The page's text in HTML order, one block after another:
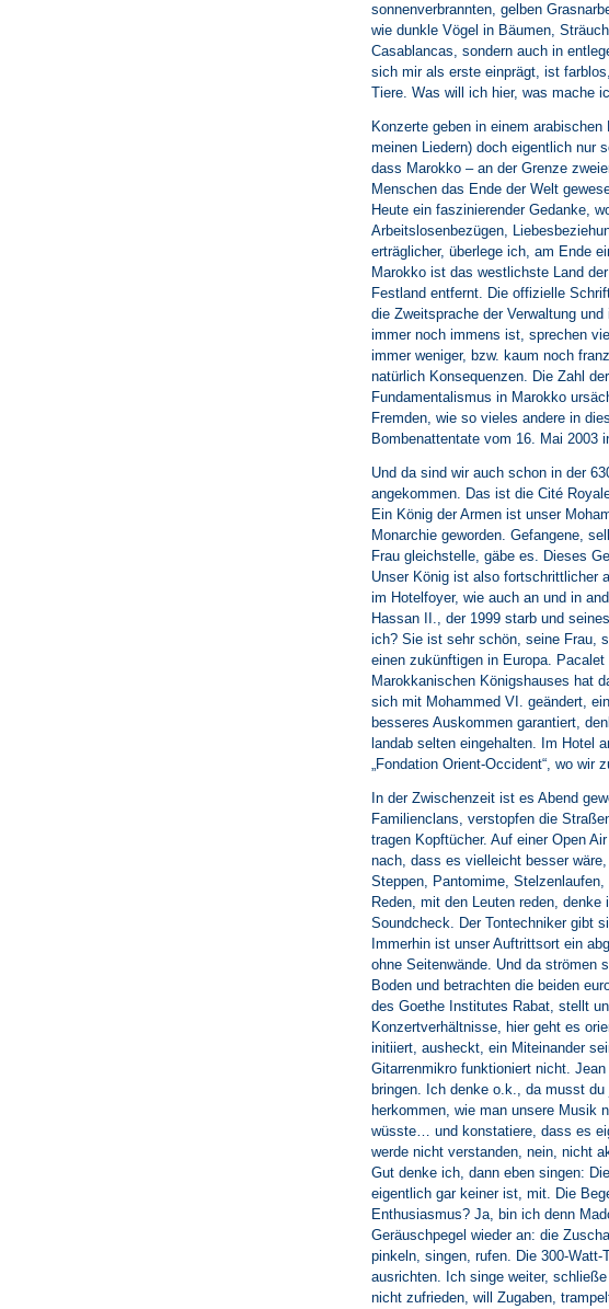
sonnenverbrannten, gelben
wie dunkle Vögel in Bäumen,
Casablancas, sondern auch in
sich mir als erste einprägt, ist
Tiere. Was will ich hier, was mache
Konzerte geben in einem
meinen Liedern) doch eigentlich nur
dass Marokko – an der Grenze
Menschen das Ende der Welt
Heute ein faszinierender Gedanke,
Arbeitslosenbezügen,
erträglicher, überlege ich, am Ende
Marokko ist das westlichste Land
Festland entfernt. Die offizielle
die Zweitsprache der Verwaltung
immer noch immens ist, sprechen
immer weniger, bzw. kaum noch
natürlich Konsequenzen. Die Zahl
Fundamentalismus in Marokko
Fremden, wie so vieles andere in
Bombenattentate vom 16. Mai 2003
Und da sind wir auch schon in der
angekommen. Das ist die Cité
Ein König der Armen ist unser
Monarchie geworden. Gefangene,
Frau gleichstelle, gäbe es. Dieses
Unser König ist also fortschrittlicher
im Hotelfoyer, wie auch an und in
Hassan II., der 1999 starb und
ich? Sie ist sehr schön, seine Frau,
einen zukünftigen in Europa.
Marokkanischen Königshauses hat
sich mit Mohammed VI. geändert,
besseres Auskommen garantiert,
landab selten eingehalten. Im Hotel
„Fondation Orient-Occident“, wo wir
In der Zwischenzeit ist es Abend
Familienclans, verstopfen die
tragen Kopftücher. Auf einer Open
nach, dass es vielleicht besser
Steppen, Pantomime,
Reden, mit den Leuten reden,
Soundcheck. Der Tontechniker gibt
Immerhin ist unser Auftrittsort ein
ohne Seitenwände. Und da strömen
Boden und betrachten die beiden
des Goethe Institutes Rabat, stellt
Konzertverhältnisse, hier geht es
initiiert, ausheckt, ein Miteinander
Gitarrenmikro funktioniert nicht.
bringen. Ich denke o.k., da musst
herkommen, wie man unsere Musik
wüsste… und konstatiere, dass es
werde nicht verstanden, nein, nicht
Gut denke ich, dann eben singen:
eigentlich gar keiner ist, mit. Die
Enthusiasmus? Ja, bin ich denn
Geräuschpegel wieder an: die
pinkeln, singen, rufen. Die 300-
ausrichten. Ich singe weiter,
nicht zufrieden, will Zugaben,